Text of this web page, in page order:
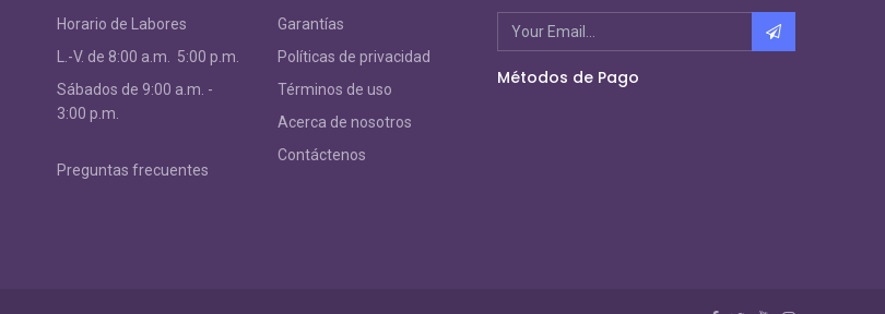
Horario de Labores
L.-V. de 8:00 a.m. 5:00 p.m.
Sábados de 9:00 a.m. -
3:00 p.m.
Preguntas frecuentes
Garantías
Políticas de privacidad
Términos de uso
Acerca de nosotros
Contáctenos
Métodos de Pago